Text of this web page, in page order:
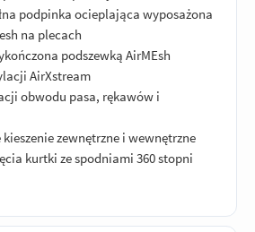
podpinka ocieplająca wyposażona
na plecach
podszewką AirMEsh
AirXstream
obwodu pasa, rękawów i
zewnętrzne i wewnętrzne
kurtki ze spodniami 360 stopni